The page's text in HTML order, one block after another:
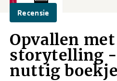
Recensie
Opvallen
storytelling
nuttig